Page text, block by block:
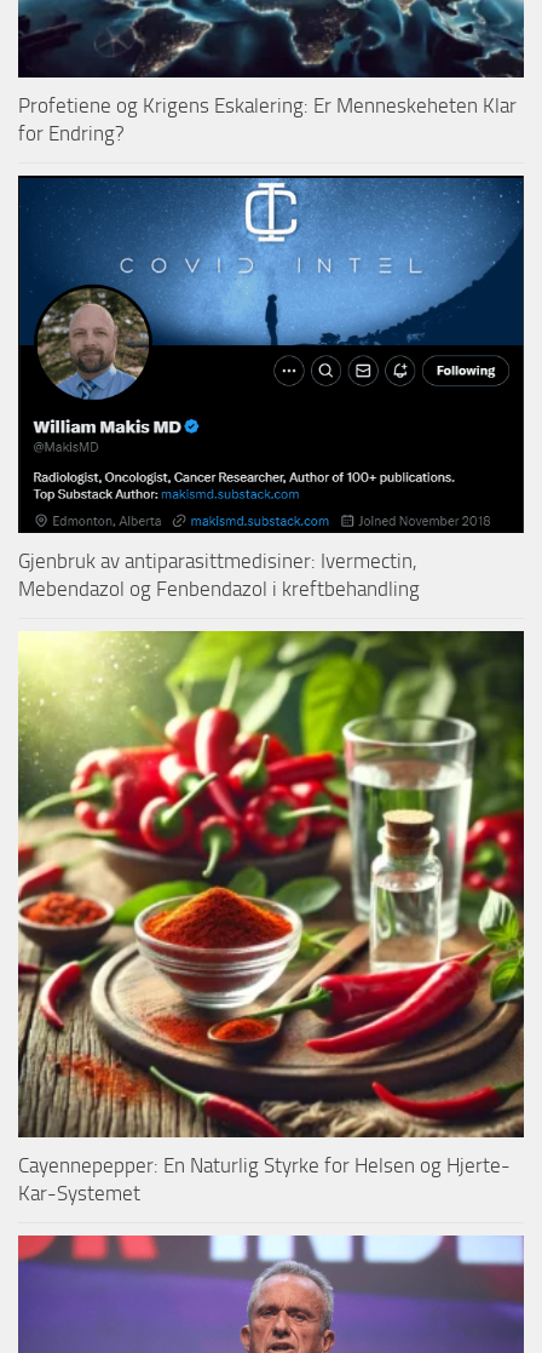
Profetiene og Krigens Eskalering: Er Menneskeheten Klar
for Endring?
Gjenbruk av antiparasittmedisiner: Ivermectin,
Mebendazol og Fenbendazol i kreftbehandling
Cayennepepper: En Naturlig Styrke for Helsen og Hjerte-
Kar-Systemet